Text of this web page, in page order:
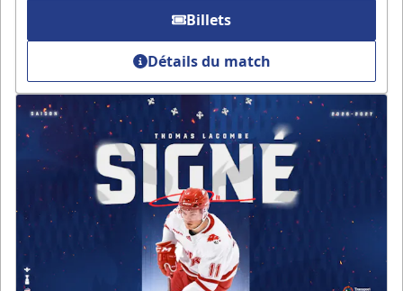
Billets
Détails du match